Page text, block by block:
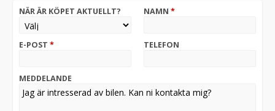
för trygg och smidig körning året runt.
En rymlig SUV som kombinerar låg förbrukning, hög
- Dragkrok
- Backkamera
- Navigation
NÄR ÄR KÖPET AKTUELLT? NAMN *
E-POST * TELEFON
MEDDELANDE